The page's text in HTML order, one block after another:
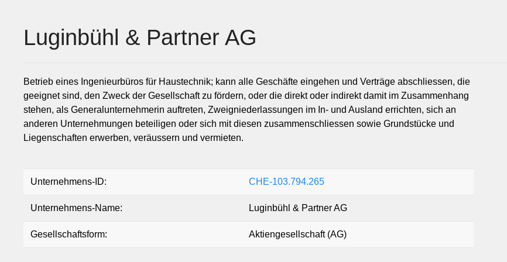
Luginbühl & Partner AG
Betrieb eines Ingenieurbüros für Haustechnik; kann alle Geschäfte eingehen und Verträge abschliessen, die
geeignet sind, den Zweck der Gesellschaft zu fördern, oder die direkt oder indirekt damit im Zusammenhang
stehen, als Generalunternehmerin auftreten, Zweigniederlassungen im In- und Ausland errichten, sich an
anderen Unternehmungen beteiligen oder sich mit diesen zusammenschliessen sowie Grundstücke und
Liegenschaften erwerben, veräussern und vermieten.
Unternehmens-ID: CHE-103.794.265
Unternehmens-Name: Luginbühl & Partner AG
Gesellschaftsform: Aktiengesellschaft (AG)